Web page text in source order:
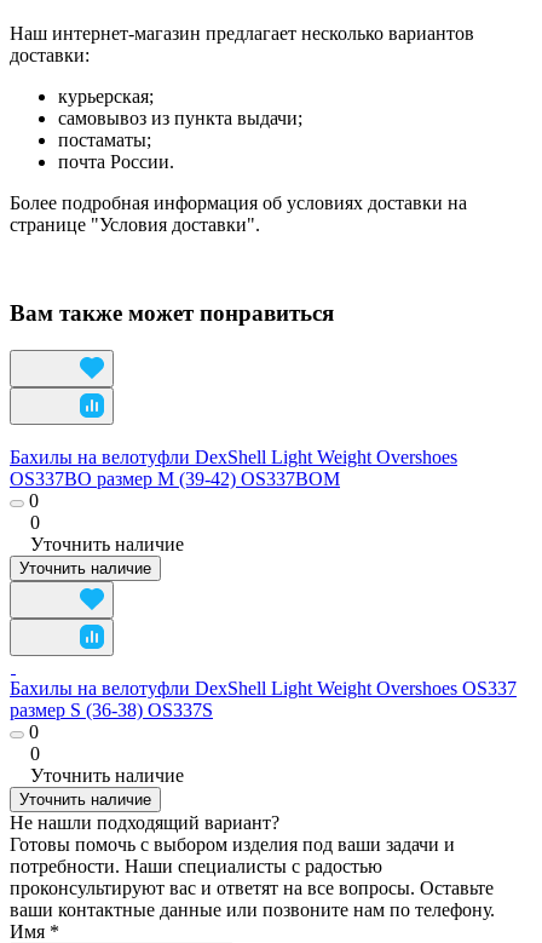
Наш интернет-магазин предлагает несколько вариантов
доставки:
курьерская;
самовывоз из пункта выдачи;
постаматы;
почта России.
Более подробная информация об условиях доставки на
странице "Условия доставки".
Вам также может понравиться
Бахилы на велотуфли DexShell Light Weight Overshoes
OS337BO размер M (39-42) OS337BOM
0
0
Уточнить наличие
Уточнить наличие
Бахилы на велотуфли DexShell Light Weight Overshoes OS337
размер S (36-38) OS337S
0
0
Уточнить наличие
Уточнить наличие
Не нашли подходящий вариант?
Готовы помочь с выбором изделия под ваши задачи и
потребности. Наши специалисты с радостью
проконсультируют вас и ответят на все вопросы. Оставьте
ваши контактные данные или позвоните нам по телефону.
Имя *